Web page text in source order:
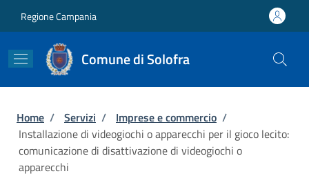
Regione Campania
Comune di Solofra
Briciole di pane
Home / Servizi / Imprese e commercio /
Installazione di videogiochi o apparecchi per il gioco lecito:
comunicazione di disattivazione di videogiochi o
apparecchi